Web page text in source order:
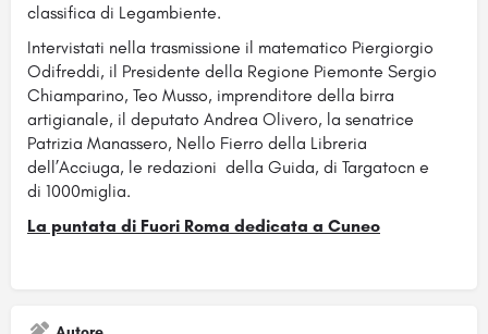
classifica di Legambiente.
Intervistati nella trasmissione il matematico Piergiorgio
Odifreddi, il Presidente della Regione Piemonte Sergio
Chiamparino, Teo Musso, imprenditore della birra
artigianale, il deputato Andrea Olivero, la senatrice
Patrizia Manassero, Nello Fierro della Libreria
dell’Acciuga, le redazioni della Guida, di Targatocn e
di 1000miglia.
La puntata di Fuori Roma dedicata a Cuneo